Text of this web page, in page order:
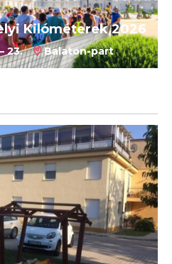
Kilóméterek 2026
23. Balaton-part